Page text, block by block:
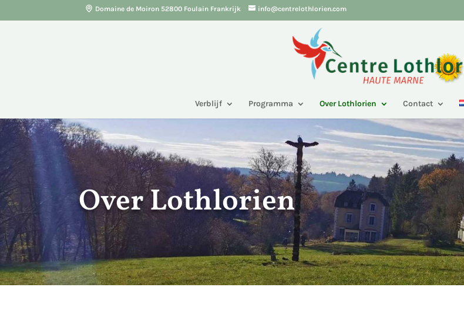
Domaine de Moiron 52800 Foulain Frankrijk info@centrelothlorien.com
Verblijf Programma Over Lothlorien Contact
Over Lothlorien